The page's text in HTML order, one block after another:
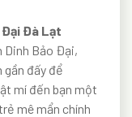
Đại Đà Lạt
Dinh Bảo Đại,
đấy để
mí đến bạn một
mê mẩn chính